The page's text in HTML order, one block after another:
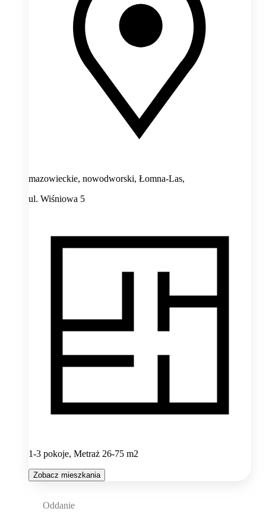
mazowieckie, nowodworski, Łomna-Las,
ul. Wiśniowa 5
1-3 pokoje, Metraż 26-75 m2
Zobacz mieszkania
Oddanie